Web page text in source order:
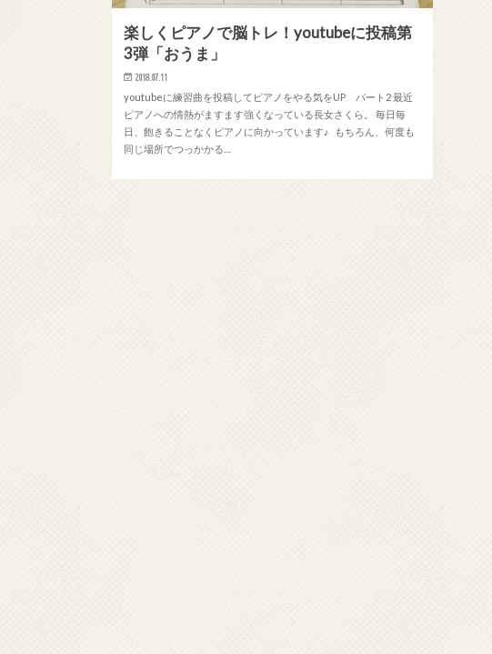
楽しくピアノで脳トレ！youtubeに投稿第
3弾「おうま」
2018.07.11
youtubeに練習曲を投稿してピアノをやる気をUP パート2 最近
ピアノへの情熱がますます強くなっている長女さくら。 毎日毎
日、飽きることなくピアノに向かっています♪ もちろん、何度も
同じ場所でつっかかる…